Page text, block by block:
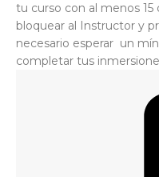
tu curso con al menos 15
bloquear al Instructor y
necesario esperar un
completar tus